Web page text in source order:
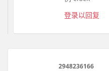
登录以回复
2948236166